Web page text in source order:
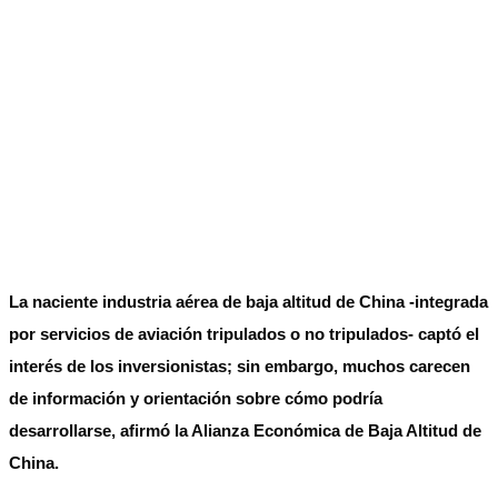
La naciente industria aérea de baja altitud de China -integrada
por servicios de aviación tripulados o no tripulados- captó el
interés de los inversionistas; sin embargo, muchos carecen
de información y orientación sobre cómo podría
desarrollarse, afirmó la Alianza Económica de Baja Altitud de
China.